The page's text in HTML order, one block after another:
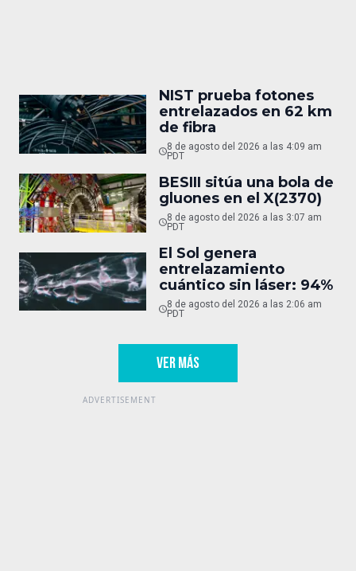
NIST prueba fotones
entrelazados en 62 km
de fibra
8 de agosto del 2026 a las 4:09 am
PDT
BESIII sitúa una bola de
gluones en el X(2370)
8 de agosto del 2026 a las 3:07 am
PDT
El Sol genera
entrelazamiento
cuántico sin láser: 94%
8 de agosto del 2026 a las 2:06 am
PDT
VER MÁS